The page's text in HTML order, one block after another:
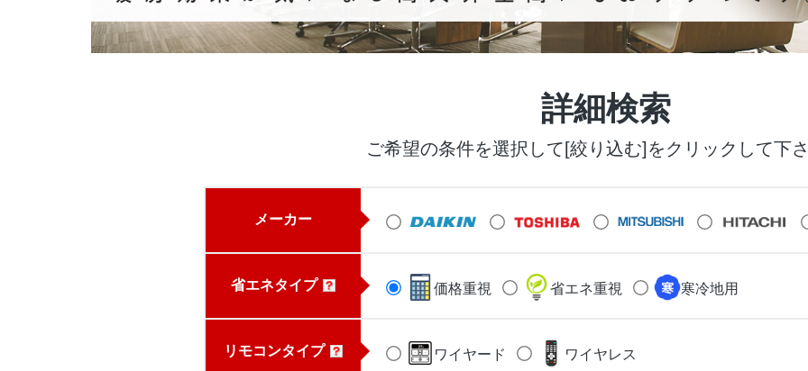
詳細検索
ご希望の条件を選択して[絞り込む]をクリックして下
メーカー
省エネタイプ 価格重視 省エネ重視 寒冷地用
リモコンタイプ ワイヤード ワイヤレス